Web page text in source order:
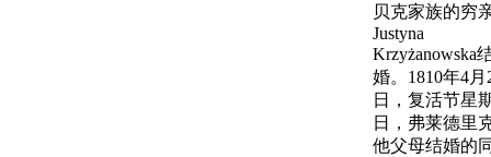
贝克家族的穷
Justyna
Krzyżanowska
婚。1810年4月
日，复活节星
日，弗莱德里
他父母结婚的